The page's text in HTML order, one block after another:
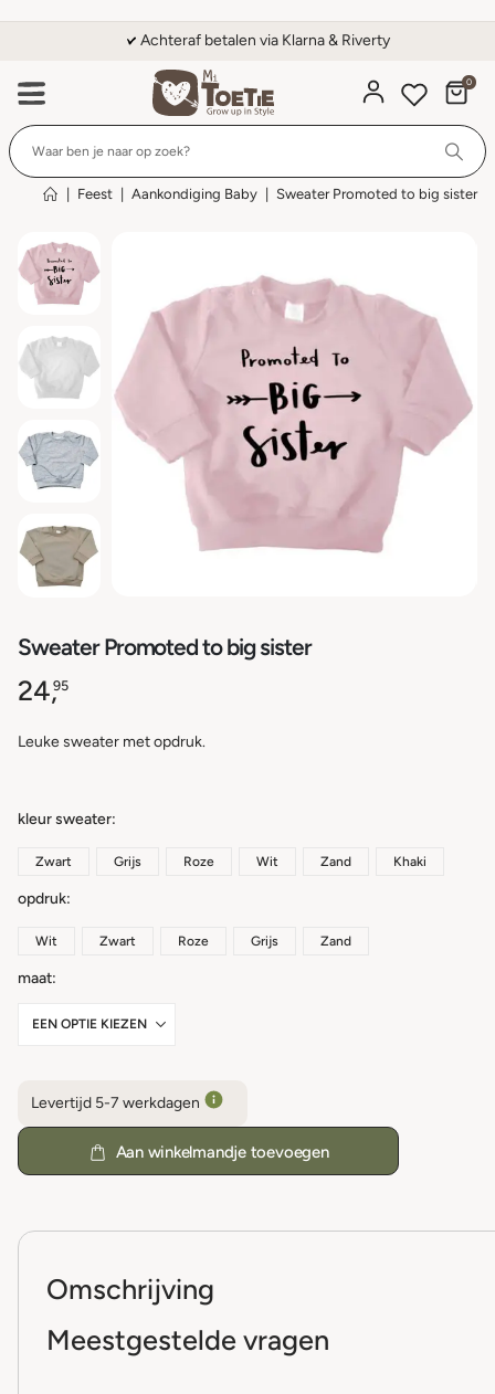
Achteraf betalen via Klarna & Riverty
0
Feest Aankondiging Baby Sweater Promoted to big sister
Sweater Promoted to big sister
24,95
Leuke sweater met opdruk.
kleur sweater
Zwart Grijs Roze Wit Zand Khaki
opdruk
Wit Zwart Roze Grijs Zand
maat
Levertijd 5-7 werkdagen
Aan winkelmandje toevoegen
Omschrijving
Meestgestelde vragen